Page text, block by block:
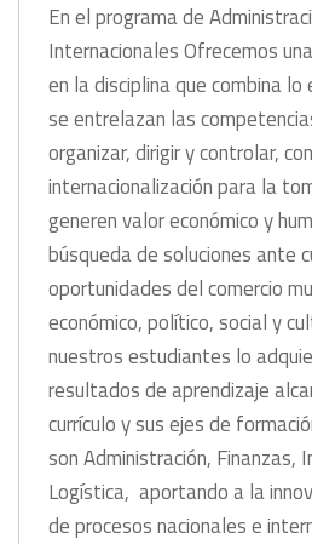
En el programa de
Internacionales Ofrecemos
en la disciplina que combina
se entrelazan las
organizar, dirigir y controlar,
internacionalización para la
generen valor económico y
búsqueda de soluciones ante
oportunidades del comercio
económico, político, social y
nuestros estudiantes lo
resultados de aprendizaje
currículo y sus ejes de
son Administración, Finanzas,
Logística, aportando a la
de procesos nacionales e